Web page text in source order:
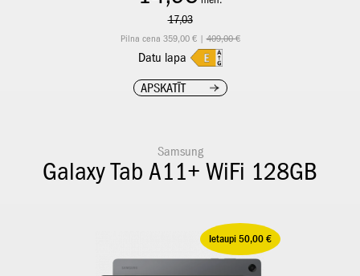
17,03
Pilna cena 359,00 € |409,00 €
Datu lapa
APSKATĪT
Samsung
Galaxy Tab A11+ WiFi 128GB
Ietaupi 50,00 €